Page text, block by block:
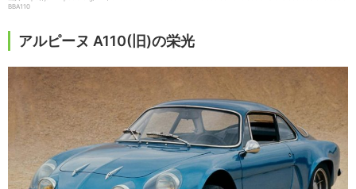
BBA110
アルピーヌ A110(旧)の栄光